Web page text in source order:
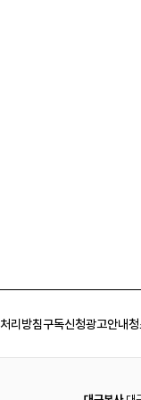
리방침구독신청광고안내